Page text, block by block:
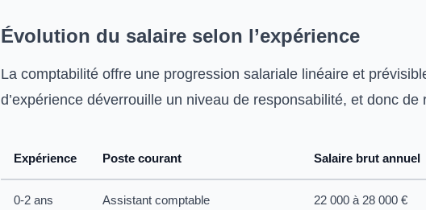
Évolution du salaire selon l’expérience
La comptabilité offre une progression salariale linéaire et
d’expérience déverrouille un niveau de responsabilité, et donc de
Expérience Poste courant Salaire brut annuel
0-2 ans Assistant comptable 22 000 à 28 000 €